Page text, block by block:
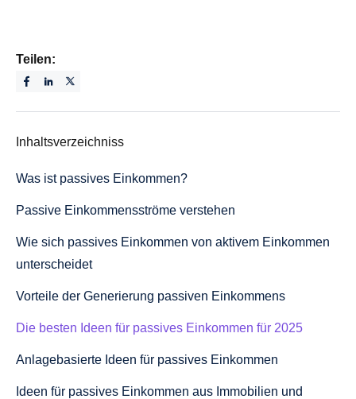
Teilen:
Inhaltsverzeichniss
Was ist passives Einkommen?
Passive Einkommensströme verstehen
Wie sich passives Einkommen von aktivem Einkommen
unterscheidet
Vorteile der Generierung passiven Einkommens
Die besten Ideen für passives Einkommen für 2025
Anlagebasierte Ideen für passives Einkommen
Ideen für passives Einkommen aus Immobilien und